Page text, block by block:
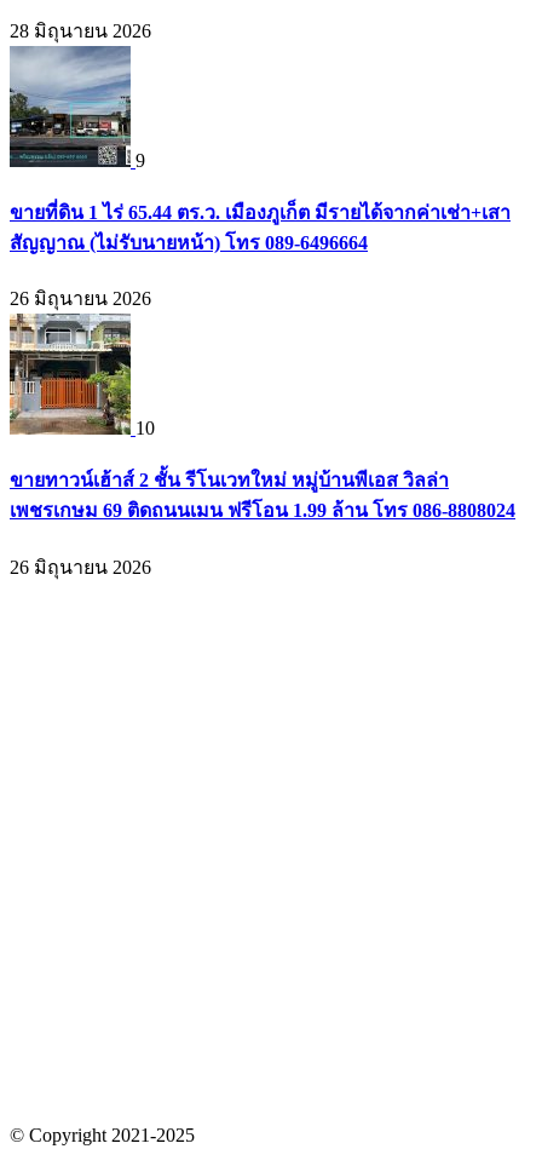
28 มิถุนายน 2026
9
ขายที่ดิน 1 ไร่ 65.44 ตร.ว. เมืองภูเก็ต มีรายได้จากค่าเช่า+เสา
สัญญาณ (ไม่รับนายหน้า) โทร 089-6496664
26 มิถุนายน 2026
10
ขายทาวน์เฮ้าส์ 2 ชั้น รีโนเวทใหม่ หมู่บ้านพีเอส วิลล่า
เพชรเกษม 69 ติดถนนเมน ฟรีโอน 1.99 ล้าน โทร 086-8808024
26 มิถุนายน 2026
© Copyright 2021-2025